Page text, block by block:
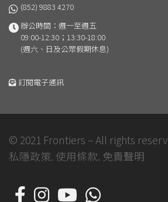
(852) 9883 4270
辦公時間：週一至週五
09:00-12:30；13:30-18:00
(週六、日及公眾假期休息)
訂閱電子通訊
© 2021 Frontiers – All rights
私隱政策. 使用條款. 免責聲明